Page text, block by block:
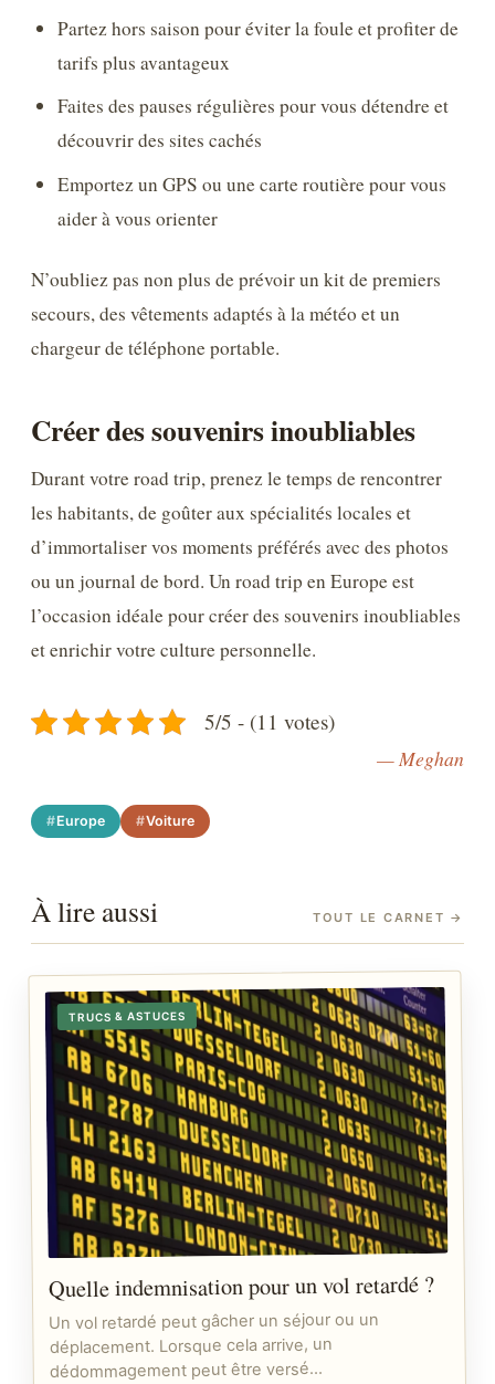
Partez hors saison pour éviter la foule et profiter de
tarifs plus avantageux
Faites des pauses régulières pour vous détendre et
découvrir des sites cachés
Emportez un GPS ou une carte routière pour vous
aider à vous orienter
N’oubliez pas non plus de prévoir un kit de premiers
secours, des vêtements adaptés à la météo et un
chargeur de téléphone portable.
Créer des souvenirs inoubliables
Durant votre road trip, prenez le temps de rencontrer
les habitants, de goûter aux spécialités locales et
d’immortaliser vos moments préférés avec des photos
ou un journal de bord. Un road trip en Europe est
l’occasion idéale pour créer des souvenirs inoubliables
et enrichir votre culture personnelle.
5/5 - (11 votes)
— Meghan
Europe Voiture
À lire aussi TOUT LE CARNET →
TRUCS & ASTUCES
Quelle indemnisation pour un vol retardé ?
Un vol retardé peut gâcher un séjour ou un
déplacement. Lorsque cela arrive, un
dédommagement peut être versé…